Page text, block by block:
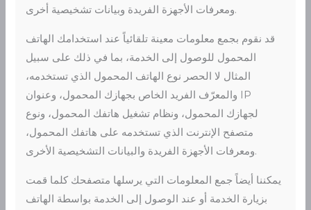
ومعرفات الأجهزة الفريدة وبيانات تشخيصية أخرى.
قد نقوم بجمع معلومات معينة تلقائياً عند استخدامك الهاتف
المحمول للوصول إلى الخدمة، بما في ذلك على سبيل
المثال لا الحصر نوع الهاتف المحمول الذي تستخدمه،
والمعرّف الفريد الخاص بجهازك المحمول، وعنوان IP
لجهازك المحمول، ونظام تشغيل هاتفك المحمول، ونوع
متصفح الإنترنت الذي تستخدمه على هاتفك المحمول،
ومعرفات الأجهزة الفريدة والبيانات التشخيصية الأخرى.
يمكننا أيضاً جمع المعلومات التي يرسلها متصفحك كلما قمت
بزيارة الخدمة أو عند الوصول إلى الخدمة بواسطة الهاتف